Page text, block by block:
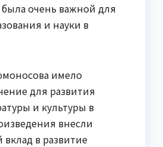
была очень важной для
и науки в
имело
для развития
и культуры в
внесли
в развитие